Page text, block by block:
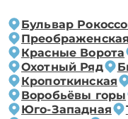
Бульвар
Красные Ворота
Охотный Ряд
Кропоткинская
Воробьёвы горы
Юго-Западная